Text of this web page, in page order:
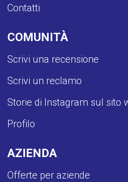
Contatti
COMUNITÀ
Scrivi una recensione
Scrivi un reclamo
Storie di Instagram sul sito
Profilo
AZIENDA
Offerte per aziende